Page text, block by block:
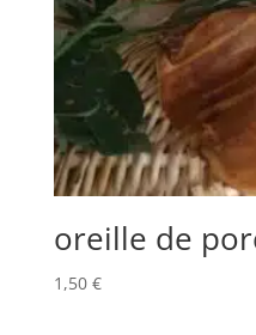
oreille de
1,50 €